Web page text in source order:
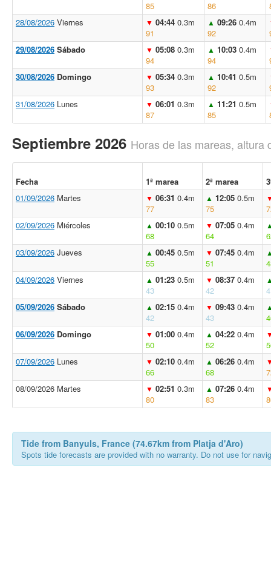
85
86
28/08/2026 Viernes ▼ 04:44 0.3m
91
▲ 09:26 0.4m
92
29/08/2026 Sábado ▼ 05:08 0.3m
94
▲ 10:03 0.4m
94
30/08/2026 Domingo ▼ 05:34 0.3m
93
▲ 10:41 0.5m
92
31/08/2026 Lunes ▼ 06:01 0.3m
87
▲ 11:21 0.5m
85
Septiembre 2026 Horas de las mareas, altura
Fecha 1ª marea 2ª marea
01/09/2026 Martes ▼ 06:31 0.4m
77
▲ 12:05 0.5m
75
02/09/2026 Miércoles ▲ 00:10 0.5m
68
▼ 07:05 0.4m
64
03/09/2026 Jueves ▲ 00:45 0.5m
55
▼ 07:45 0.4m
51
04/09/2026 Viernes ▲ 01:23 0.5m
43
▼ 08:37 0.4m
42
05/09/2026 Sábado ▲ 02:15 0.4m
42
▼ 09:43 0.4m
43
06/09/2026 Domingo ▼ 01:00 0.4m
50
▲ 04:22 0.4m
52
07/09/2026 Lunes ▼ 02:10 0.4m
66
▲ 06:26 0.4m
68
08/09/2026 Martes
▼ 02:51 0.3m
80
▲ 07:26 0.4m
83
Tide from Banyuls, France (74.67km from Platja d'Aro)
Spots tide forecasts are provided with no warranty. Do not use for